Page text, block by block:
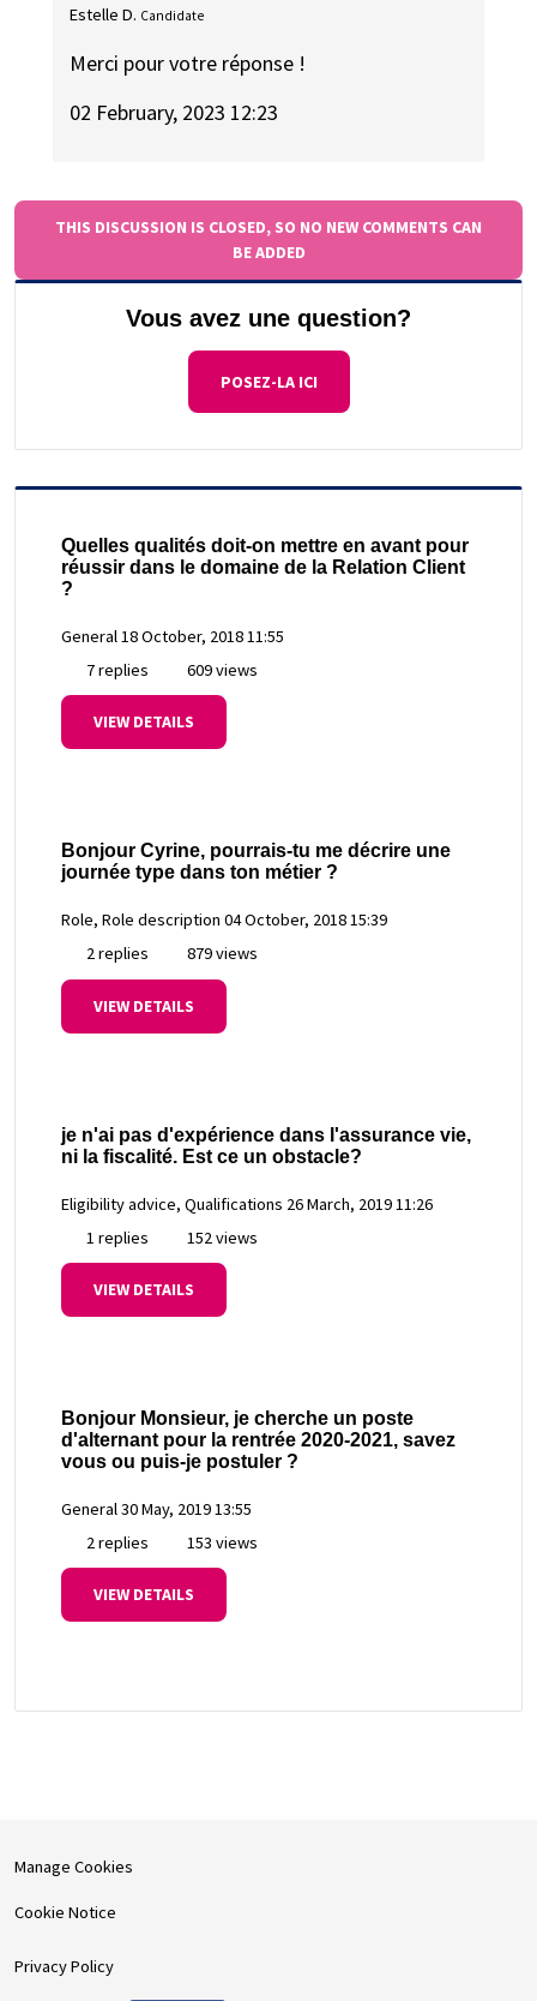
Estelle D. Candidate
Merci pour votre réponse !
02 February, 2023 12:23
THIS DISCUSSION IS CLOSED, SO NO NEW COMMENTS CAN
BE ADDED
Vous avez une question?
POSEZ-LA ICI
Quelles qualités doit-on mettre en avant pour
réussir dans le domaine de la Relation Client
?
General18 October, 2018 11:55
7 replies
609 views
VIEW DETAILS
Bonjour Cyrine, pourrais-tu me décrire une
journée type dans ton métier ?
Role, Role description 04 October, 2018 15:39
2 replies
879 views
VIEW DETAILS
je n'ai pas d'expérience dans l'assurance vie,
ni la fiscalité. Est ce un obstacle?
Eligibility advice, Qualifications 26 March, 2019 11:26
1 replies
152 views
VIEW DETAILS
Bonjour Monsieur, je cherche un poste
d'alternant pour la rentrée 2020-2021, savez
vous ou puis-je postuler ?
General30 May, 2019 13:55
2 replies
153 views
VIEW DETAILS
Manage Cookies
Cookie Notice
Privacy Policy